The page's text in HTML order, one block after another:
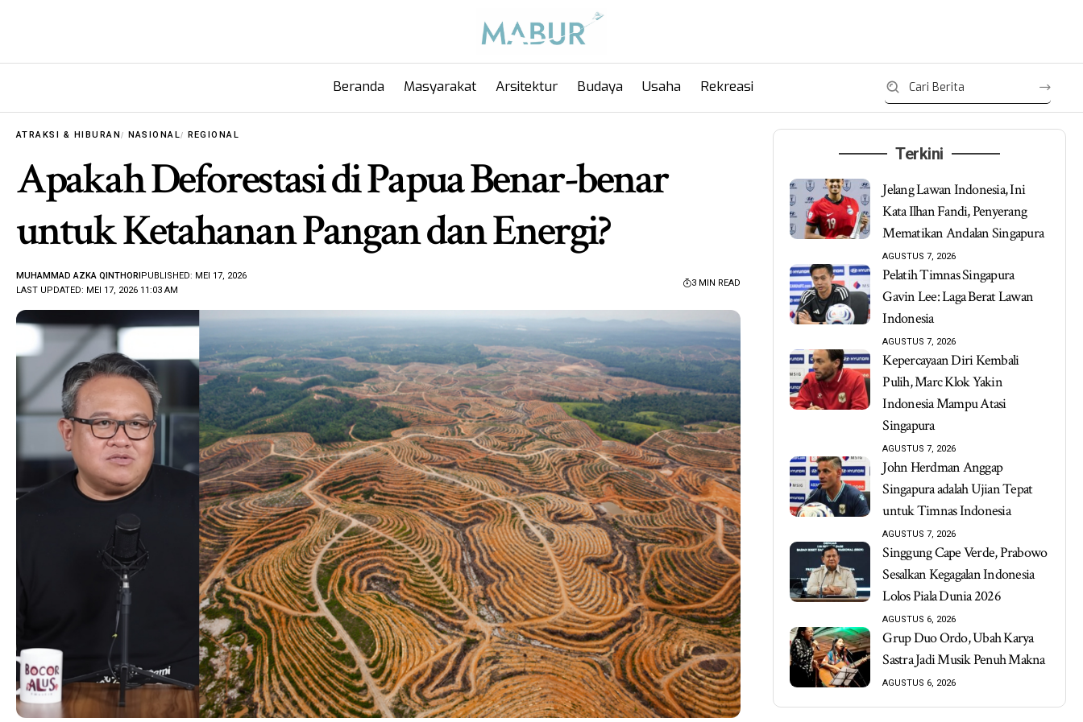
Beranda Masyarakat Arsitektur Budaya Usaha Rekreasi
ATRAKSI & HIBURAN NASIONAL REGIONAL
Apakah Deforestasi di Papua Benar-benar
untuk Ketahanan Pangan dan Energi?
LAST UPDATED: MEI 17, 2026 11:03 AM
MUHAMMAD AZKA QINTHORIPUBLISHED: MEI 17, 2026
3 MIN READ
Terkini
Jelang Lawan Indonesia, Ini
Kata Ilhan Fandi, Penyerang
Mematikan Andalan Singapura
AGUSTUS 7, 2026
Pelatih Timnas Singapura
Gavin Lee: Laga Berat Lawan
Indonesia
AGUSTUS 7, 2026
Kepercayaan Diri Kembali
Pulih, Marc Klok Yakin
Indonesia Mampu Atasi
Singapura
AGUSTUS 7, 2026
John Herdman Anggap
Singapura adalah Ujian Tepat
untuk Timnas Indonesia
AGUSTUS 7, 2026
Singgung Cape Verde, Prabowo
Sesalkan Kegagalan Indonesia
Lolos Piala Dunia 2026
AGUSTUS 6, 2026
Grup Duo Ordo, Ubah Karya
Sastra Jadi Musik Penuh Makna
AGUSTUS 6, 2026